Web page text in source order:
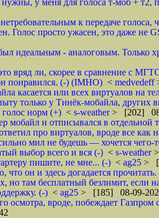
у меня для голоса т-моб + т2,
к передаче голоса,
Голос просто ужасен, это даже
идеальным - аналоговым. Только
вряд ли, скорее в сравнение с
понравился. (-) (IMHO) < medvedeff
касается или всех виртуалов на
только у Тинёк-мобайла, других
голос норм (+) < s-weather> [202]
мобайл и отписывался в отдельной
про виртуалов, вроде все как
мил не будешь — хочется чего-
выбор всего и вся (-) < s-weather
пишите, не мне... (-) < ag25 >
что он и здесь догадается прочитать.
но там бесплатный безлимит,
(-) < ag25 > [185] 08-09-
осмотра, вроде, побеждает